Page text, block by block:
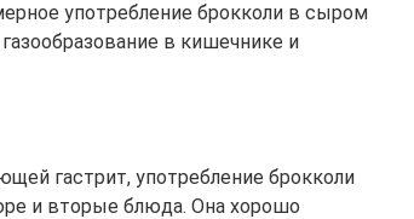
употребление брокколи в сыром
в кишечнике и
гастрит, употребление брокколи
и вторые блюда. Она хорошо